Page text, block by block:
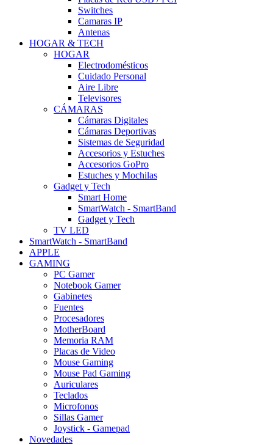
Switches
Camaras IP
Antenas
HOGAR & TECH
HOGAR
Electrodomésticos
Cuidado Personal
Aire Libre
Televisores
CÁMARAS
Cámaras Digitales
Cámaras Deportivas
Sistemas de Seguridad
Accesorios y Estuches
Accesorios GoPro
Estuches y Mochilas
Gadget y Tech
Smart Home
SmartWatch - SmartBand
Gadget y Tech
TV LED
SmartWatch - SmartBand
APPLE
GAMING
PC Gamer
Notebook Gamer
Gabinetes
Fuentes
Procesadores
MotherBoard
Memoria RAM
Placas de Video
Mouse Gaming
Mouse Pad Gaming
Auriculares
Teclados
Microfonos
Sillas Gamer
Joystick - Gamepad
Novedades